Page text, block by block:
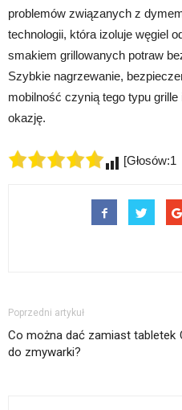
problemów związanych z
technologii, która izoluje węgiel
smakiem grillowanych potraw
Szybkie nagrzewanie,
mobilność czynią tego typu
okazję.
Poprzedni artykuł
Co można dać zamiast tabletek
do zmywarki?